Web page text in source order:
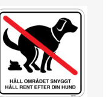
som står emot
de förblir både
över tid.
där du kan
att möta just dina